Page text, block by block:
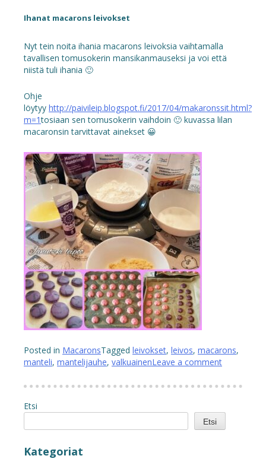
Ihanat macarons leivokset
Nyt tein noita ihania macarons leivoksia vaihtamalla
tavallisen tomusokerin mansikanmauseksi ja voi että
niistä tuli ihania 🙂
Ohje
löytyy http://paivileip.blogspot.fi/2017/04/makaronssit.html?
m=1tosiaan sen tomusokerin vaihdoin 🙂 kuvassa lilan
macaronsin tarvittavat ainekset 😀
Posted in MacaronsTagged leivokset, leivos, macarons,
manteli, mantelijauhe, valkuainenLeave a comment
Etsi
Etsi
Kategoriat